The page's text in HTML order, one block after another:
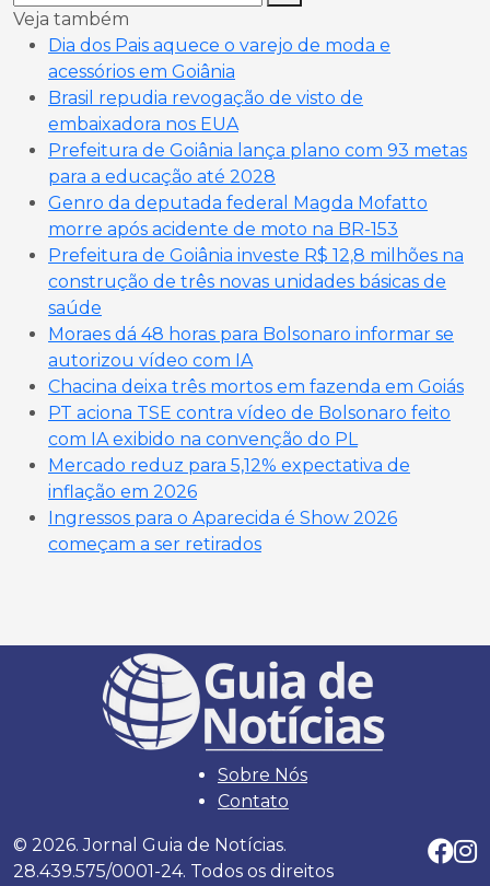
Veja também
Dia dos Pais aquece o varejo de moda e
acessórios em Goiânia
Brasil repudia revogação de visto de
embaixadora nos EUA
Prefeitura de Goiânia lança plano com 93 metas
para a educação até 2028
Genro da deputada federal Magda Mofatto
morre após acidente de moto na BR-153
Prefeitura de Goiânia investe R$ 12,8 milhões na
construção de três novas unidades básicas de
saúde
Moraes dá 48 horas para Bolsonaro informar se
autorizou vídeo com IA
Chacina deixa três mortos em fazenda em Goiás
PT aciona TSE contra vídeo de Bolsonaro feito
com IA exibido na convenção do PL
Mercado reduz para 5,12% expectativa de
inflação em 2026
Ingressos para o Aparecida é Show 2026
começam a ser retirados
Sobre Nós
Contato
© 2026. Jornal Guia de Notícias.
28.439.575/0001-24. Todos os direitos